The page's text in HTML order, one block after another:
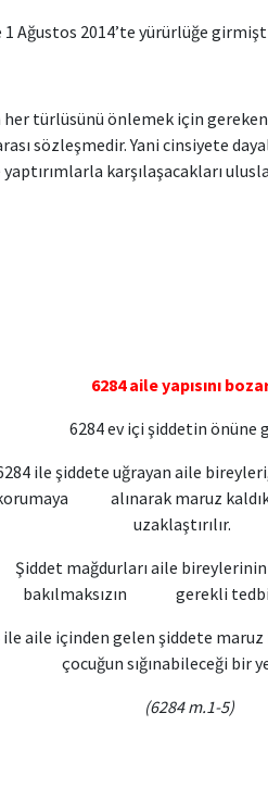
1 Ağustos 2014’te yürürlüğe
türlüsünü önlemek için
sözleşmedir. Yani cinsiyete
karşılaşacakları
6284 aile yapısını
6284 ev içi şiddetin önüne
ile şiddete uğrayan aile
alınarak maruz
uzaklaştırılır.
Şiddet mağdurları aile
bakılmaksızın gerekli
ile aile içinden gelen şiddete maruz
çocuğun sığınabileceği bir
(6284 m.1-5)